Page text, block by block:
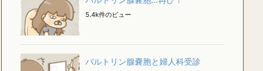
5.4k件のビュー
バルトリン腺嚢胞と婦人科受診